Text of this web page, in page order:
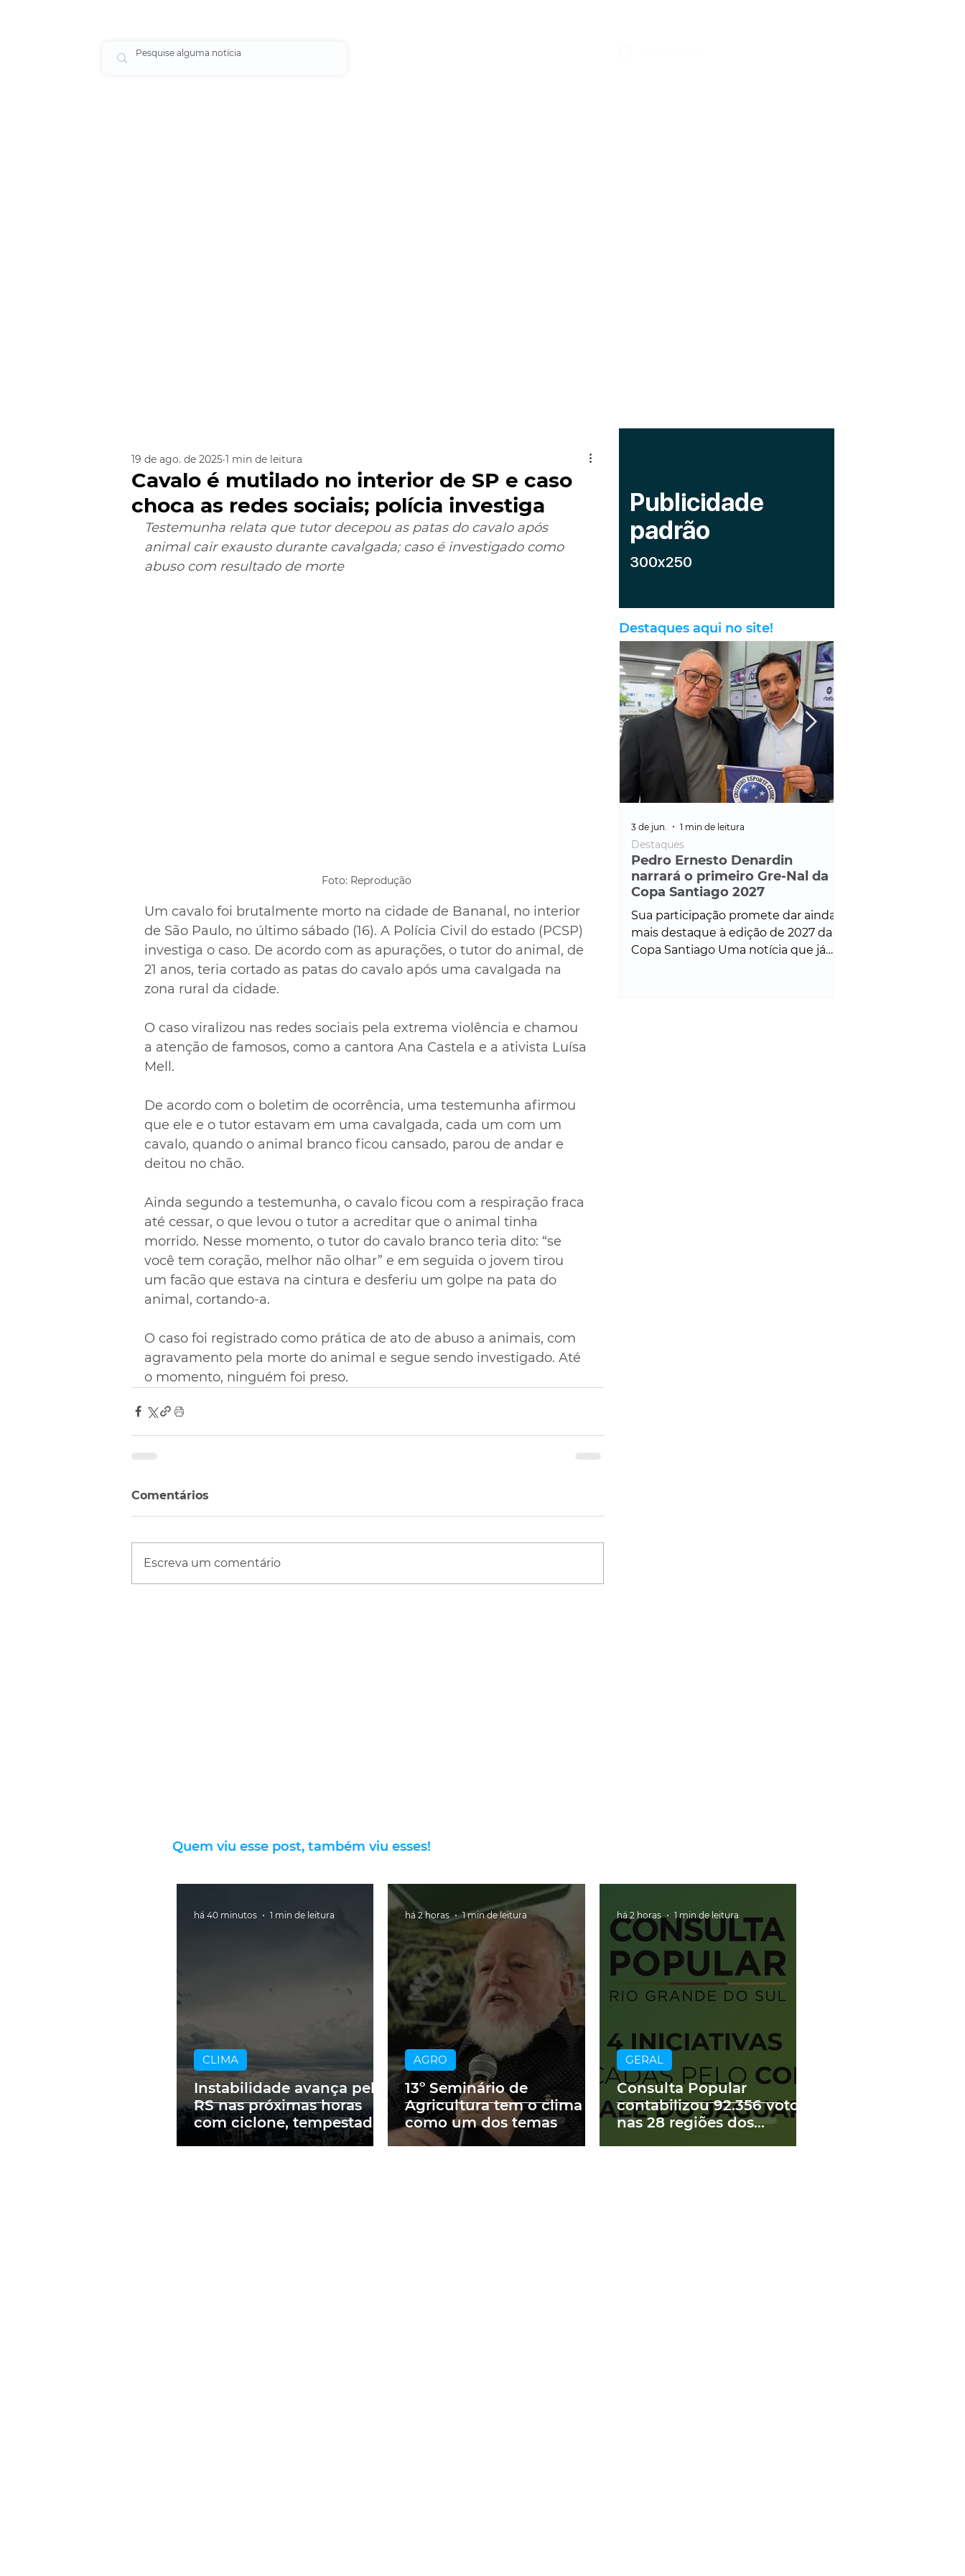
Cavalo é mutilado no interior de SP e caso
choca as redes sociais; polícia investiga
19 de ago. de 2025 1 min de leitura
Testemunha relata que tutor decepou as patas do cavalo após
animal cair exausto durante cavalgada; caso é investigado como
abuso com resultado de morte
Foto: Reprodução
Um cavalo foi brutalmente morto na cidade de Bananal, no interior
de São Paulo, no último sábado (16). A Polícia Civil do estado (PCSP)
investiga o caso. De acordo com as apurações, o tutor do animal, de
21 anos, teria cortado as patas do cavalo após uma cavalgada na
zona rural da cidade.
O caso viralizou nas redes sociais pela extrema violência e chamou
a atenção de famosos, como a cantora Ana Castela e a ativista Luísa
Mell.
De acordo com o boletim de ocorrência, uma testemunha afirmou
que ele e o tutor estavam em uma cavalgada, cada um com um
cavalo, quando o animal branco ficou cansado, parou de andar e
deitou no chão.
Ainda segundo a testemunha, o cavalo ficou com a respiração fraca
até cessar, o que levou o tutor a acreditar que o animal tinha
morrido. Nesse momento, o tutor do cavalo branco teria dito: “se
você tem coração, melhor não olhar” e em seguida o jovem tirou
um facão que estava na cintura e desferiu um golpe na pata do
animal, cortando-a.
O caso foi registrado como prática de ato de abuso a animais, com
agravamento pela morte do animal e segue sendo investigado. Até
o momento, ninguém foi preso.
Comentários
Escreva um comentário
Destaques aqui no site!
Pedro Ernesto Denardin
narrará o primeiro Gre-Nal da
Copa Santiago 2027
Sua participação promete dar ainda
mais destaque à edição de 2027 da
Copa Santiago Uma notícia que já
Destaques
3 de jun. 1 min de leitura
Quem viu esse post, também viu esses!
Instabilidade avança pelo
RS nas próximas horas
com ciclone, tempestades
e vendavais
CLIMA
há 40 minutos 1 min de leitura
13º Seminário de
Agricultura tem o clima
como um dos temas
AGRO
há 2 horas 1 min de leitura
Consulta Popular
contabilizou 92.356 votos
nas 28 regiões dos
GERAL
há 2 horas 1 min de leitura